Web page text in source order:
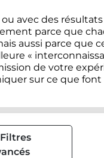
ou avec des
parce que
aussi parce que
«
de votre
sur ce que font
Filtres